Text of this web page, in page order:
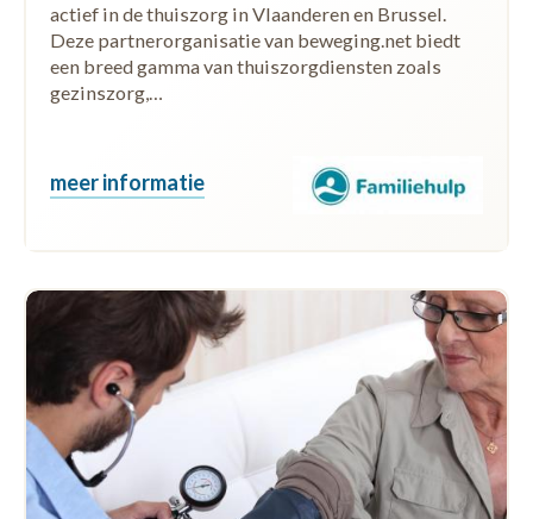
actief in de thuiszorg in Vlaanderen en Brussel.
Deze partnerorganisatie van beweging.net biedt
een breed gamma van thuiszorgdiensten zoals
gezinszorg,…
meer informatie